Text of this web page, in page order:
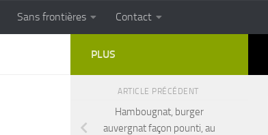
Cuisine populaire des terroirs
Sans frontières Contact
PLUS
ARTICLE PRÉCÉDENT
Hambougnat, burger
auvergnat façon pounti, au